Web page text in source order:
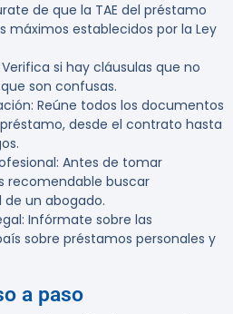
de que la TAE del préstamo
máximos establecidos por la Ley
Verifica si hay cláusulas que no
son confusas.
: Reúne todos los documentos
desde el contrato hasta
: Antes de tomar
recomendable buscar
un abogado.
: Infórmate sobre las
sobre préstamos personales y
a paso